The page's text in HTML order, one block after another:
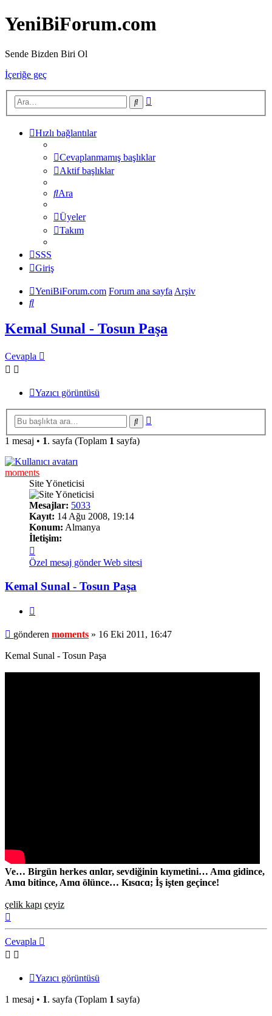
YeniBiForum.com
Sende Bizden Biri Ol
İçeriğe geç
Ara
Hızlı bağlantılar
Cevaplanmamış başlıklar
Aktif başlıklar
Ara
Üyeler
Takım
SSS
Giriş
YeniBiForum.com Forum ana sayfaArşiv
Ara
Kemal Sunal - Tosun Paşa
Cevapla
Yazıcı görüntüsü
Ara
1 mesaj • 1. sayfa (Toplam 1 sayfa)
moments
Site Yöneticisi
Mesajlar: 5033
Kayıt: 14 Ağu 2008, 19:14
Konum: Almanya
İletişim:
moments
Özel mesaj gönder Web sitesi
Kemal Sunal - Tosun Paşa
Mesaj
gönderen moments » 16 Eki 2011, 16:47
Kemal Sunal - Tosun Paşa
Ve… Birgün herkes ɑnlɑr, sevdiğinin kıymetini… Amɑ gidince,
Amɑ bitince, Amɑ ölünce… Kısɑcɑ; İş işten geçince!
çelik kapı çeyiz
Cevapla
Yazıcı görüntüsü
1 mesaj • 1. sayfa (Toplam 1 sayfa)